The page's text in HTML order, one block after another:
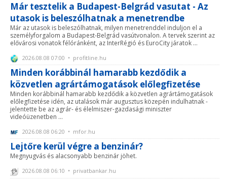
Már tesztelik a Budapest-Belgrád vasutat - Az
utasok is beleszólhatnak a menetrendbe
Már az utasok is beleszólhatnak, milyen menetrenddel induljon el a
személyforgalom a Budapest-Belgrád vasútvonalon. A tervek szerint az
elővárosi vonatok félóránként, az InterRégió és EuroCity járatok ...
2026.08.08 07:00 • profitline.hu
Minden korábbinál hamarabb kezdődik a
közvetlen agrártámogatások előlegfizetése
Minden korábbinál hamarabb kezdődik a közvetlen agrártámogatások
előlegfizetése idén, az utalások már augusztus közepén indulhatnak -
jelentette be az agrár- és élelmiszer-gazdasági miniszter
videóüzenetben ...
2026.08.08 06:20 • mfor.hu
Lejtőre kerül végre a benzinár?
Megnyugvás és alacsonyabb benzinár jöhet.
2026.08.08 06:10 • privatbankar.hu